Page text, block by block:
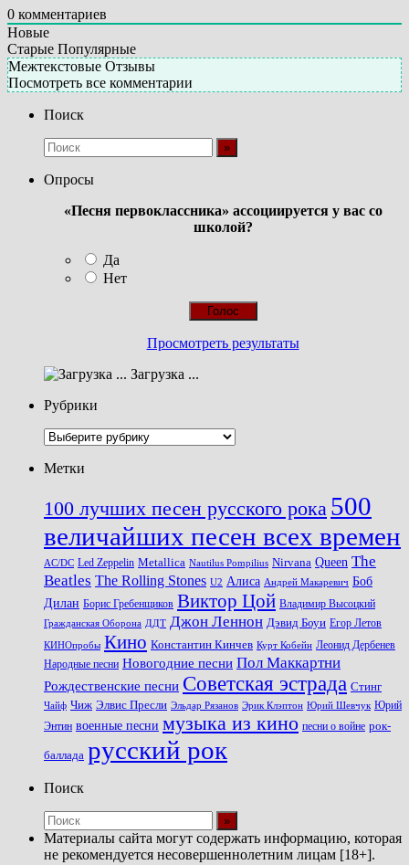
0 комментариев
Новые
Старые Популярные
Межтекстовые Отзывы
Посмотреть все комментарии
Поиск
Опросы
«Песня первоклассника» ассоциируется у вас со
школой?
Да
Нет
Просмотреть результаты
Загрузка ...
Рубрики
Рубрики
Метки
100 лучших песен русского рока 500
величайших песен всех времен
AC/DC Led Zeppelin Metallica Nautilus Pompilius Nirvana Queen The
Beatles The Rolling Stones U2 Алиса Андрей Макаревич Боб
Дилан Борис Гребенщиков Виктор Цой Владимир Высоцкий
Гражданская Оборона ДДТ Джон Леннон Дэвид Боуи Егор Летов
КИНОпробы Кино Константин Кинчев Курт Кобейн Леонид Дербенев
Народные песни Новогодние песни Пол Маккартни
Рождественские песни Советская эстрада Стинг
Чайф Чиж Элвис Пресли Эльдар Рязанов Эрик Клэптон Юрий Шевчук Юрий
Энтин военные песни музыка из кино песни о войне рок-
баллада русский рок
Поиск
Материалы сайта могут содержать информацию, которая
не рекомендуется несовершеннолетним лицам [18+].